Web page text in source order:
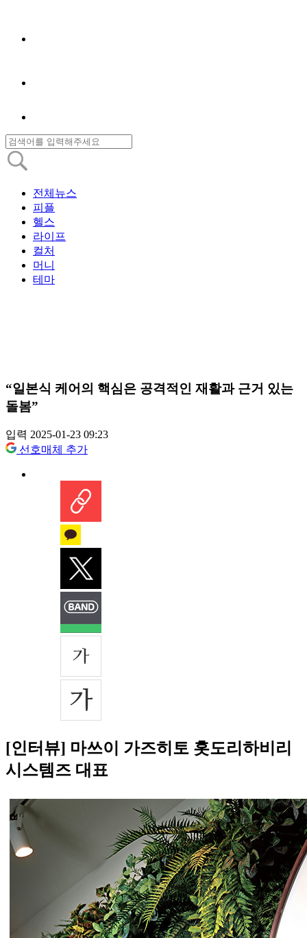
전체뉴스
피플
헬스
라이프
컬처
머니
테마
“일본식 케어의 핵심은 공격적인 재활과 근거 있는
돌봄”
입력 2025-01-23 09:23
선호매체 추가
[인터뷰] 마쓰이 가즈히토 홋도리하비리
시스템즈 대표